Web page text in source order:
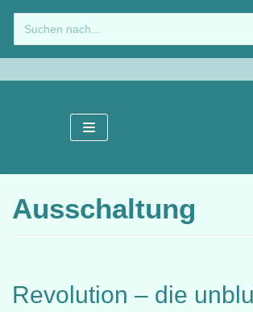
Zum
Inhalt
springen
Ausschaltung
Revolution – die